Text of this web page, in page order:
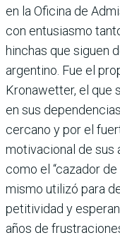
en la Oficina de
con entu­siasmo
hinchas que siguen
argentino. Fue el
Kronawetter, el que
en sus
cercano y por el
motivacional de sus
como el “cazador
mismo utilizó para
petitividad y
años de